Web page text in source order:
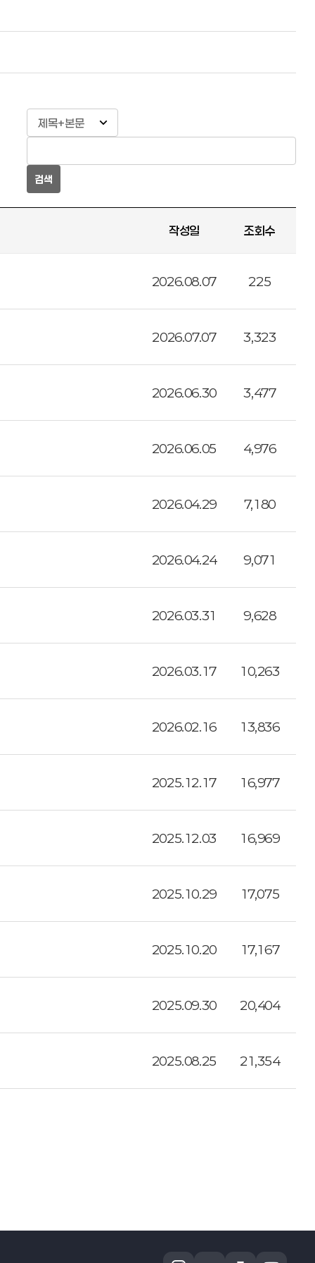
검색
작성일 조회수
2026.08.07 225
2026.07.07 3,323
2026.06.30 3,477
2026.06.05 4,976
2026.04.29 7,180
2026.04.24 9,071
2026.03.31 9,628
2026.03.17 10,263
2026.02.16 13,836
2025.12.17 16,977
2025.12.03 16,969
2025.10.29 17,075
2025.10.20 17,167
2025.09.30 20,404
2025.08.25 21,354